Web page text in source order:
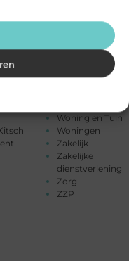
Vervoer en
Woning en Tuin
Woningen
Zakelijk
Zakelijke
dienstverlening
Zorg
ZZP